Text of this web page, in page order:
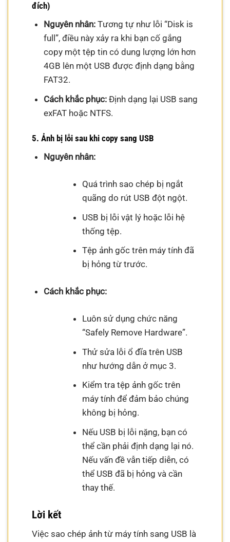
đích)
Nguyên nhân:Tương tự như lỗi “Disk is
full”, điều này xảy ra khi bạn cố gắng
copy một tệp tin có dung lượng lớn hơn
4GB lên một USB được định dạng bằng
FAT32.
Cách khắc phục:Định dạng lại USB sang
exFAT hoặc NTFS.
5. Ảnh bị lỗi sau khi copy sang USB
Nguyên nhân:
Quá trình sao chép bị ngắt
quãng do rút USB đột ngột.
USB bị lỗi vật lý hoặc lỗi hệ
thống tệp.
Tệp ảnh gốc trên máy tính đã
bị hỏng từ trước.
Cách khắc phục:
Luôn sử dụng chức năng
“Safely Remove Hardware”.
Thử sửa lỗi ổ đĩa trên USB
như hướng dẫn ở mục 3.
Kiểm tra tệp ảnh gốc trên
máy tính để đảm bảo chúng
không bị hỏng.
Nếu USB bị lỗi nặng, bạn có
thể cần phải định dạng lại nó.
Nếu vấn đề vẫn tiếp diễn, có
thể USB đã bị hỏng và cần
thay thế.
Lời kết
Việc sao chép ảnh từ máy tính sang USB là